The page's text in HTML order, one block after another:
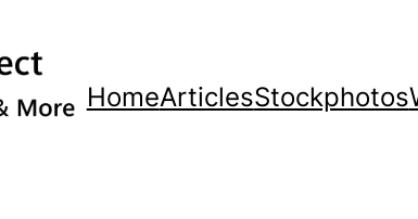
HomeArticlesStockphotos